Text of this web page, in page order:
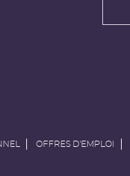
OFFRES D'EMPLOI